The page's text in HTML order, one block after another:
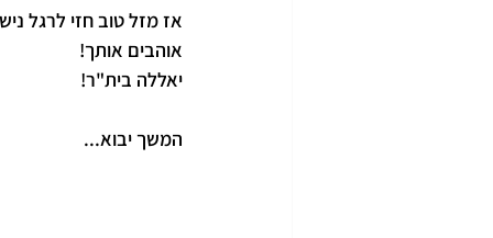
אז מזל טוב חזי לרגל
אוהבים אותך!
יאללה בית"ר!
המשך יבוא...